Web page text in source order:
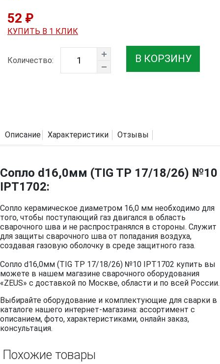
52 ₽
КУПИТЬ В 1 КЛИК
Количество: В КОРЗИНУ
Описание Характеристики Отзывы
Сопло d16,0мм (TIG TP 17/18/26) №10
IPT1702:
Сопло керамическое диаметром 16,0 мм необходимо для
того, чтобы поступающий газ двигался в область
сварочного шва и не распространялся в стороны. Служит
для защиты сварочного шва от попадания воздуха,
создавая газовую оболочку в среде защитного газа.
Сопло d16,0мм (TIG TP 17/18/26) №10 IPT1702 купить вы
можете в нашем магазине сварочного оборудования
«ZEUS» с доставкой по Москве, области и по всей России.
Выбирайте оборудование и комплектующие для сварки в
каталоге нашего интернет-магазина: ассортимент с
описанием, фото, характеристиками, онлайн заказ,
консультация.
Похожие товары